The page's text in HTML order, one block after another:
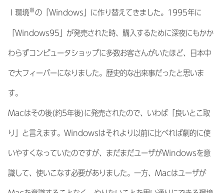
Ｉ環境※ の「Windows」に作り替えてきました。1995年に
「Windows95」が発売された時、購入するために深夜にもかか
わらずコンピュータショップに多数お客さんがいたほど、日本中
で大フィーバーになりました。歴史的な出来事だったと思いま
す。
Macはその後(約5年後)に発売されたので、いわば「良いとこ取
り」と言えます。Windowsはそれより以前に比べれば劇的に使
いやすくなっていたのですが、まだまだユーザがWindowsを意
識して、使いこなす必要がありました。一方、Macはユーザが